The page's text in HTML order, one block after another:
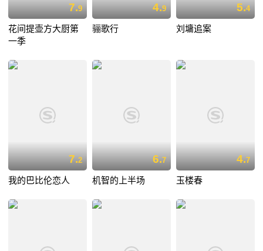
7.9
花间提壶方大厨第
一季
4.9
骊歌行
5.4
刘墉追案
7.2
我的巴比伦恋人
6.7
机智的上半场
4.7
玉楼春